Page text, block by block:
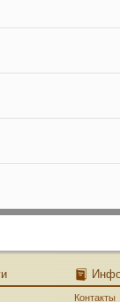
Контакты